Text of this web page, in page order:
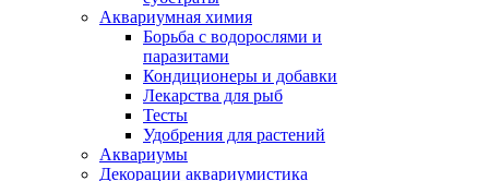
Аквариумная химия
Борьба с водорослями и
паразитами
Кондиционеры и добавки
Лекарства для рыб
Тесты
Удобрения для растений
Аквариумы
Декорации аквариумистика